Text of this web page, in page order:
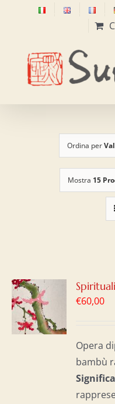
Ordina per
Mostra 15
€60,00
Opera
bambù